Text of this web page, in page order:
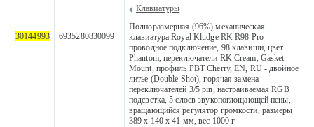
30144993 6935280830099
Клавиатуры
Полноразмерная (96%) механическая
клавиатура Royal Kludge RK R98 Pro -
проводное подключение, 98 клавиши, цвет
Phantom, переключатели RK Cream, Gasket
Mount, профиль PBT Cherry, EN, RU - двойное
литье (Double Shot), горячая замена
переключателей 3/5 pin, настраиваемая RGB
подсветка, 5 слоев звукопоглощающей пены,
вращающийся регулятор громкости, размеры
389 x 140 x 41 мм, вес 1000 г